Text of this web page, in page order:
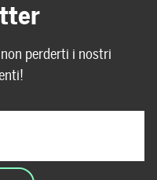
perderti i nostri